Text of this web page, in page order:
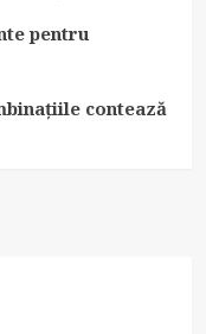
pentru
contează